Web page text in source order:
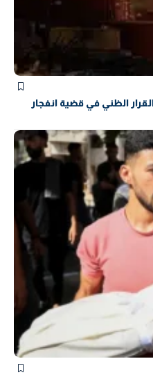
الظني في قضية انفجار